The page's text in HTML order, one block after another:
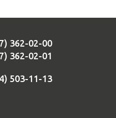
362-02-00
362-02-01
503-11-13